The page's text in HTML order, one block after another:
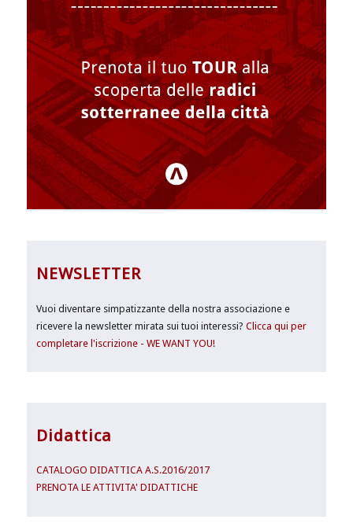
NEWSLETTER
Vuoi diventare simpatizzante della nostra associazione e
ricevere la newsletter mirata sui tuoi interessi?Clicca qui per
completare l'iscrizione - WE WANT YOU!
Didattica
CATALOGO DIDATTICA A.S.2016/2017
PRENOTA LE ATTIVITA' DIDATTICHE